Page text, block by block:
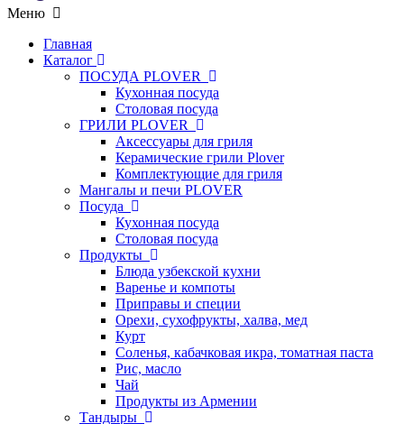
Меню
Главная
Каталог
ПОСУДА PLOVER
Кухонная посуда
Столовая посуда
ГРИЛИ PLOVER
Аксессуары для гриля
Керамические грили Plover
Комплектующие для гриля
Мангалы и печи PLOVER
Посуда
Кухонная посуда
Столовая посуда
Продукты
Блюда узбекской кухни
Варенье и компоты
Приправы и специи
Орехи, сухофрукты, халва, мед
Курт
Соленья, кабачковая икра, томатная паста
Рис, масло
Чай
Продукты из Армении
Тандыры